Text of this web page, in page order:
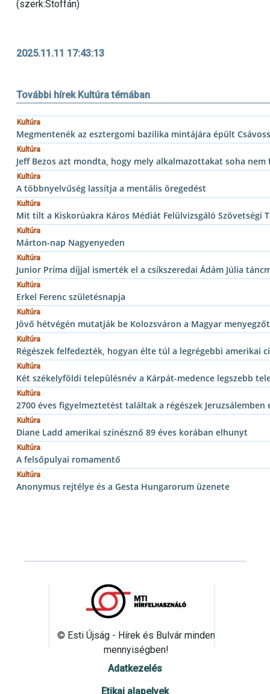
(szerk:Stoffán)
2025.11.11 17:43:13
További hírek Kultúra témában
Kultúra
Megmentenék az esztergomi bazilika mintájára épült
Kultúra
Jeff Bezos azt mondta, hogy mely alkalmazottakat soha
Kultúra
A többnyelvűség lassítja a mentális öregedést
Kultúra
Mit tilt a Kiskorúakra Káros Médiát Felülvizsgáló Szövetségi
Kultúra
Márton-nap Nagyenyeden
Kultúra
Junior Príma díjjal ismerték el a csíkszeredai Ádám Júlia
Kultúra
Erkel Ferenc születésnapja
Kultúra
Jövő hétvégén mutatják be Kolozsváron a Magyar menyegzőt
Kultúra
Régészek felfedezték, hogyan élte túl a legrégebbi
Kultúra
Két székelyföldi településnév a Kárpát-medence legszebb
Kultúra
2700 éves figyelmeztetést találtak a régészek Jeruzsálemben
Kultúra
Diane Ladd amerikai színésznő 89 éves korában elhunyt
Kultúra
A felsőpulyai romamentő
Kultúra
Anonymus rejtélye és a Gesta Hungarorum üzenete
© Esti Újság - Hírek és Bulvár minden
mennyiségben!
Adatkezelés
Etikai alapelvek